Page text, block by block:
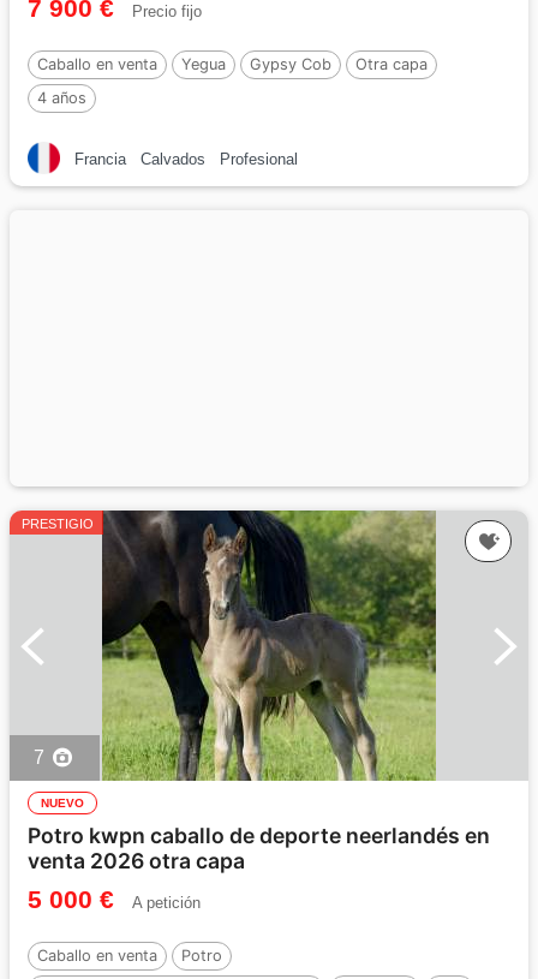
7 900 € Precio fijo
Caballo en venta Yegua Gypsy Cob
Otra capa
4 años
Francia Calvados Profesional
PRESTIGIO
7
NUEVO
Potro kwpn caballo de deporte neerlandés en
venta 2026 otra capa
5 000 € A petición
Caballo en venta
Potro